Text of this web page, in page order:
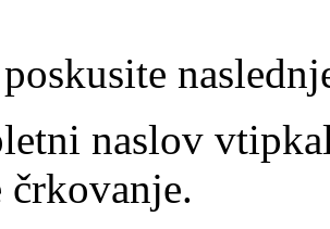
naslov
črkovanje.